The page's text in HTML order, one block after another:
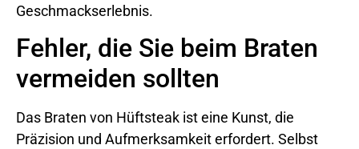
Geschmackserlebnis.
Fehler, die Sie beim Braten
vermeiden sollten
Das Braten von Hüftsteak ist eine Kunst, die
Präzision und Aufmerksamkeit erfordert. Selbst